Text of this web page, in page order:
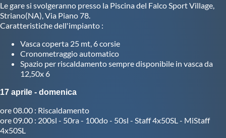
Master
Formazione
GUG
Scuole Nuoto
Propaganda
Le gare si svolgeranno presso la Piscina del Falco Sport Village,
Striano(NA), Via Piano 78.
Caratteristiche dell'impianto :
Vasca coperta 25 mt, 6 corsie
Cronometraggio automatico
Spazio per riscaldamento sempre disponibile in vasca da
12,50x 6
17 aprile - domenica
ore 08.00 : Riscaldamento
ore 09.00 : 200sl - 50ra - 100do - 50sl - Staff 4x50SL - MiStaff
4x50SL